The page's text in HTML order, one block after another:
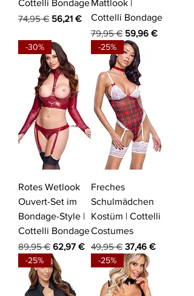
Cottelli Bondage
Standardpreis
74,95 € Sale-Preis
56,21 €
Mattlook |
Cottelli Bondage
Standardpreis
79,95 € Sale-Preis
59,96 €
-30%
Rotes Wetlook
Ouvert-Set im
Bondage-Style |
Cottelli Bondage
Standardpreis
89,95 € Sale-Preis
62,97 €
-25%
Freches
Schulmädchen
Kostüm | Cottelli
Costumes
Standardpreis
49,95 € Sale-Preis
37,46 €
-25% -25%